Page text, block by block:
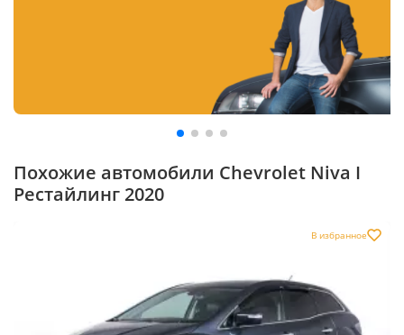
Похожие автомобили Chevrolet Niva I
Рестайлинг 2020
В избранное